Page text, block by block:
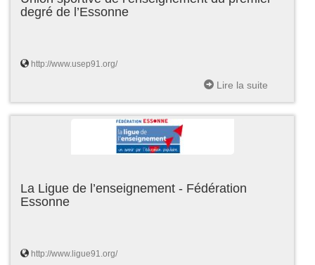
degré de l’Essonne
http://www.usep91.org/
Lire la suite
La Ligue de l’enseignement - Fédération
Essonne
http://www.ligue91.org/